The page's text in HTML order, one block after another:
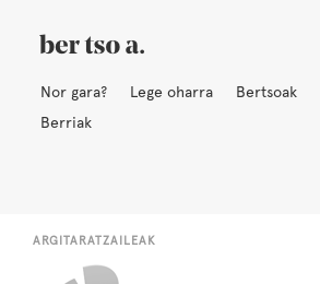
Nor gara? Lege oharra Bertsoak
Berriak
ARGITARATZAILEAK